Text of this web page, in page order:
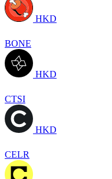
HKD
BONE
HKD
CTSI
HKD
CELR